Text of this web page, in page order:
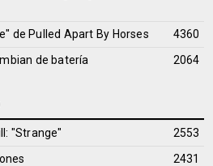
de Pulled Apart By Horses
4360
de batería
2064
"Strange"
2553
2431